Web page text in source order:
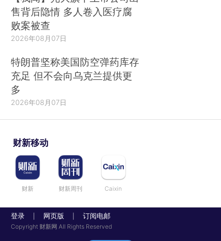
售背后隐情 多人卷入医疗腐
败案被查
2026年08月07日
特朗普坚称美国防空弹药库存
充足 但不会向乌克兰提供更
多
2026年08月07日
财新移动
财新 财新周刊 Caixin
登录 网页版 订阅电邮
Copyright 财新网 All Rights Reserved